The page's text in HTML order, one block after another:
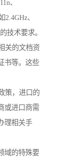
、
、
技术要求。
关的文档资
书等。这些
策，进口的
或进口商需
理相关手
域的特殊要